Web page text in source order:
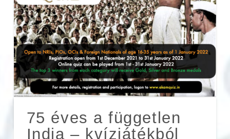
75 éves a független
India – kvízjátékból